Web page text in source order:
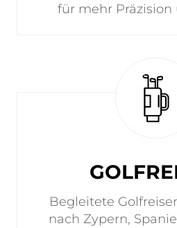
für mehr Präzision
Begleitete
nach Zypern,